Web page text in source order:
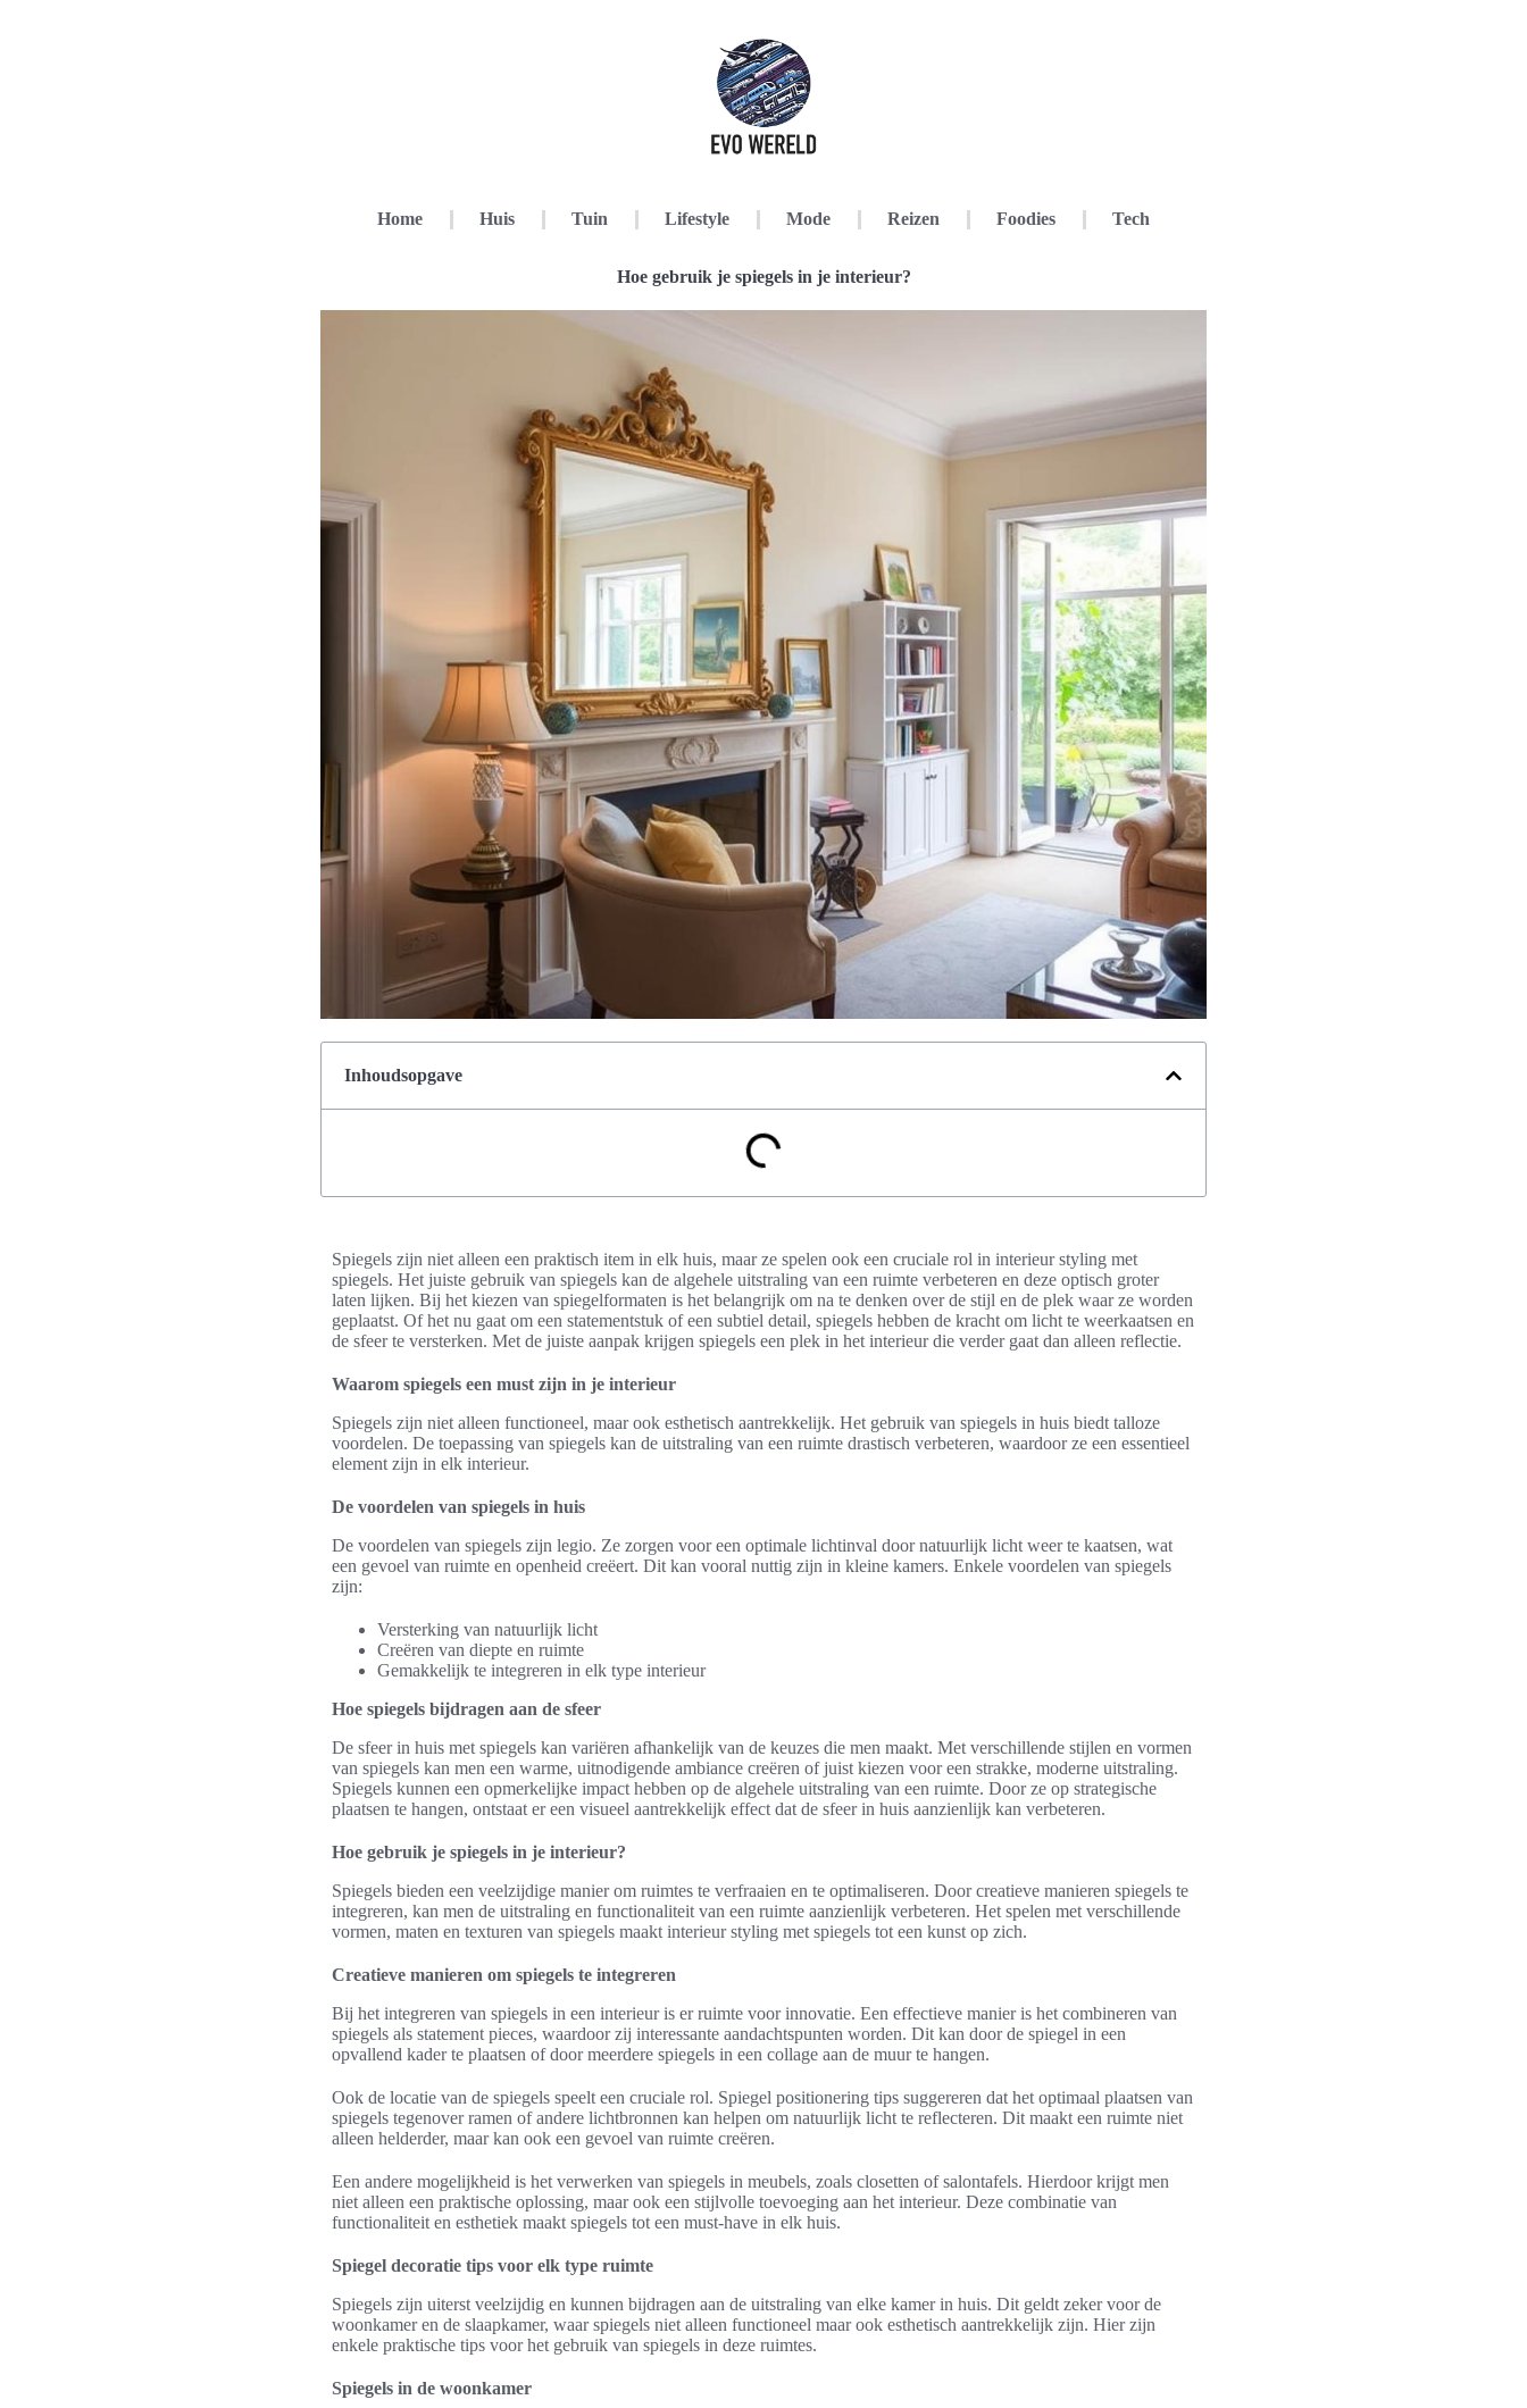
Home Huis Tuin Lifestyle Mode Reizen Foodies Tech
Hoe gebruik je spiegels in je interieur?
Inhoudsopgave
Spiegels zijn niet alleen een praktisch item in elk huis, maar ze spelen ook een cruciale rol in interieur styling met
spiegels. Het juiste gebruik van spiegels kan de algehele uitstraling van een ruimte verbeteren en deze optisch groter
laten lijken. Bij het kiezen van spiegelformaten is het belangrijk om na te denken over de stijl en de plek waar ze worden
geplaatst. Of het nu gaat om een statementstuk of een subtiel detail, spiegels hebben de kracht om licht te weerkaatsen en
de sfeer te versterken. Met de juiste aanpak krijgen spiegels een plek in het interieur die verder gaat dan alleen reflectie.
Waarom spiegels een must zijn in je interieur
Spiegels zijn niet alleen functioneel, maar ook esthetisch aantrekkelijk. Het gebruik van spiegels in huis biedt talloze
voordelen. De toepassing van spiegels kan de uitstraling van een ruimte drastisch verbeteren, waardoor ze een essentieel
element zijn in elk interieur.
De voordelen van spiegels in huis
De voordelen van spiegels zijn legio. Ze zorgen voor een optimale lichtinval door natuurlijk licht weer te kaatsen, wat
een gevoel van ruimte en openheid creëert. Dit kan vooral nuttig zijn in kleine kamers. Enkele voordelen van spiegels
zijn:
Versterking van natuurlijk licht
Creëren van diepte en ruimte
Gemakkelijk te integreren in elk type interieur
Hoe spiegels bijdragen aan de sfeer
De sfeer in huis met spiegels kan variëren afhankelijk van de keuzes die men maakt. Met verschillende stijlen en vormen
van spiegels kan men een warme, uitnodigende ambiance creëren of juist kiezen voor een strakke, moderne uitstraling.
Spiegels kunnen een opmerkelijke impact hebben op de algehele uitstraling van een ruimte. Door ze op strategische
plaatsen te hangen, ontstaat er een visueel aantrekkelijk effect dat de sfeer in huis aanzienlijk kan verbeteren.
Hoe gebruik je spiegels in je interieur?
Spiegels bieden een veelzijdige manier om ruimtes te verfraaien en te optimaliseren. Door creatieve manieren spiegels te
integreren, kan men de uitstraling en functionaliteit van een ruimte aanzienlijk verbeteren. Het spelen met verschillende
vormen, maten en texturen van spiegels maakt interieur styling met spiegels tot een kunst op zich.
Creatieve manieren om spiegels te integreren
Bij het integreren van spiegels in een interieur is er ruimte voor innovatie. Een effectieve manier is het combineren van
spiegels als statement pieces, waardoor zij interessante aandachtspunten worden. Dit kan door de spiegel in een
opvallend kader te plaatsen of door meerdere spiegels in een collage aan de muur te hangen.
Ook de locatie van de spiegels speelt een cruciale rol. Spiegel positionering tips suggereren dat het optimaal plaatsen van
spiegels tegenover ramen of andere lichtbronnen kan helpen om natuurlijk licht te reflecteren. Dit maakt een ruimte niet
alleen helderder, maar kan ook een gevoel van ruimte creëren.
Een andere mogelijkheid is het verwerken van spiegels in meubels, zoals closetten of salontafels. Hierdoor krijgt men
niet alleen een praktische oplossing, maar ook een stijlvolle toevoeging aan het interieur. Deze combinatie van
functionaliteit en esthetiek maakt spiegels tot een must-have in elk huis.
Spiegel decoratie tips voor elk type ruimte
Spiegels zijn uiterst veelzijdig en kunnen bijdragen aan de uitstraling van elke kamer in huis. Dit geldt zeker voor de
woonkamer en de slaapkamer, waar spiegels niet alleen functioneel maar ook esthetisch aantrekkelijk zijn. Hier zijn
enkele praktische tips voor het gebruik van spiegels in deze ruimtes.
Spiegels in de woonkamer